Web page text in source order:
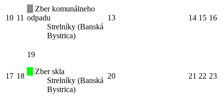
10 11
Zber komunálneho
odpadu
Strelníky (Banská
Bystrica)
13 14 15 16
17 18
19
Zber skla
Strelníky (Banská
Bystrica)
20 21 22 23